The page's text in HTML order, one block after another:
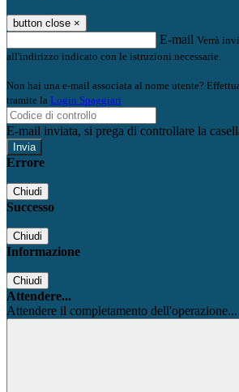
button close ×
E-mail Verrà
all'indirizzo indicato con le istruzioni necessarie.
Non hai una e-mail associata al nome utente?
tramite la Login Spaggiari
E-mail inviata, si prega di controllare la
Errore
Chiudi
Successo
Chiudi
Informazione
Chiudi
Attendere...
Attendere il completamento dell'operazione...